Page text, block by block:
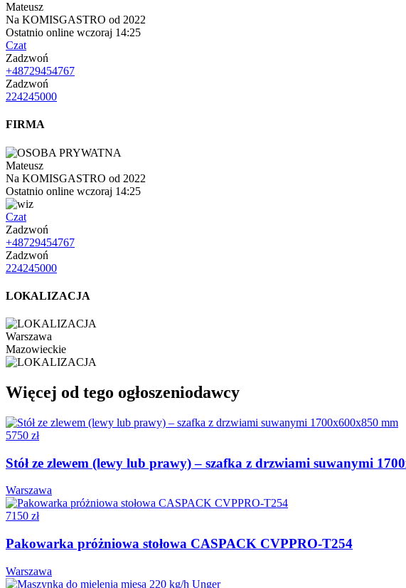
Mateusz
Na KOMISGASTRO od 2022
Ostatnio online wczoraj 14:25
Czat
Zadzwoń
+48729454767
Zadzwoń
224245000
FIRMA
Mateusz
Na KOMISGASTRO od 2022
Ostatnio online wczoraj 14:25
Czat
Zadzwoń
+48729454767
Zadzwoń
224245000
LOKALIZACJA
Warszawa
Mazowieckie
Więcej od tego ogłoszeniodawcy
5750 zł
Stół ze zlewem (lewy lub prawy) – szafka z drzwiami suwanymi
Warszawa
7150 zł
Pakowarka próżniowa stołowa CASPACK CVPPRO-T254
Warszawa